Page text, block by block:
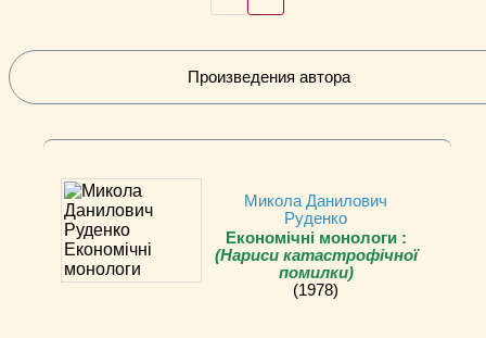
Произведения автора
Микола Данилович
Руденко
Економічні монологи :
(Нариси катастрофічної
помилки)
(1978)